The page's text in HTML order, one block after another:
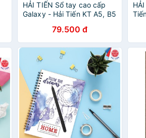
HẢI TIẾN Sổ tay cao cấp
Galaxy - Hải Tiến KT A5, B5
79.500 đ